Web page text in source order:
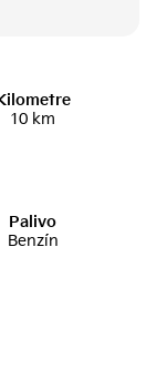
10 km
Palivo
Benzín